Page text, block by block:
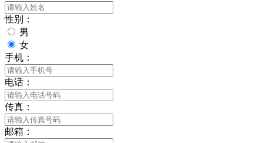
性别：
男
女
手机：
电话：
传真：
邮箱：